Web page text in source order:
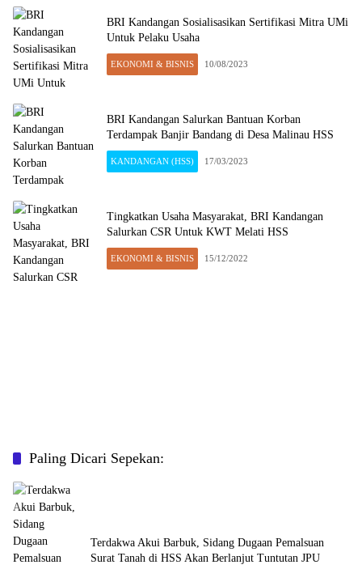
BRI Kandangan Sosialisasikan Sertifikasi Mitra UMi
Untuk Pelaku Usaha
EKONOMI & BISNIS 10/08/2023
BRI Kandangan Salurkan Bantuan Korban
Terdampak Banjir Bandang di Desa Malinau HSS
KANDANGAN (HSS) 17/03/2023
Tingkatkan Usaha Masyarakat, BRI Kandangan
Salurkan CSR Untuk KWT Melati HSS
EKONOMI & BISNIS 15/12/2022
Paling Dicari Sepekan:
Terdakwa Akui Barbuk, Sidang Dugaan Pemalsuan
Surat Tanah di HSS Akan Berlanjut Tuntutan JPU